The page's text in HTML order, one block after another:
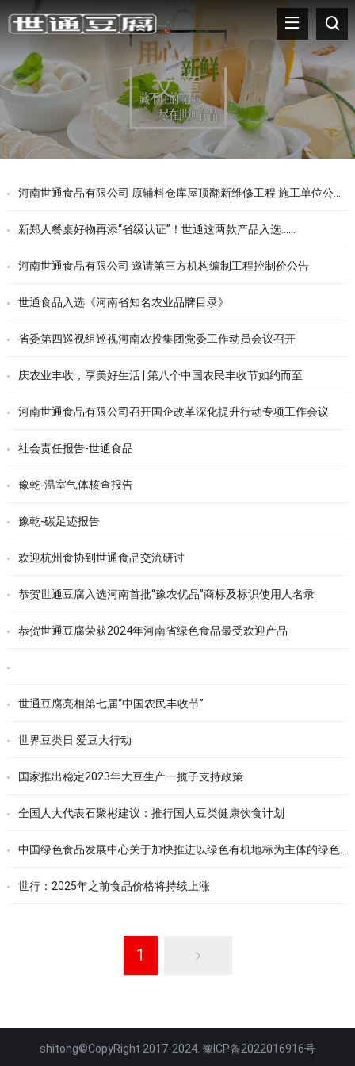
文章
河南世通食品有限公司 原辅料仓库屋顶翻新维修工程 施工单位公开征集公告
新郑人餐桌好物再添“省级认证”！世通这两款产品入选……
河南世通食品有限公司 邀请第三方机构编制工程控制价公告
世通食品入选《河南省知名农业品牌目录》
省委第四巡视组巡视河南农投集团党委工作动员会议召开
庆农业丰收，享美好生活 | 第八个中国农民丰收节如约而至
河南世通食品有限公司召开国企改革深化提升行动专项工作会议
社会责任报告-世通食品
豫乾-温室气体核查报告
豫乾-碳足迹报告
欢迎杭州食协到世通食品交流研讨
恭贺世通豆腐入选河南首批“豫农优品”商标及标识使用人名录
恭贺世通豆腐荣获2024年河南省绿色食品最受欢迎产品
世通豆腐亮相第七届“中国农民丰收节”
世界豆类日 爱豆大行动
国家推出稳定2023年大豆生产一揽子支持政策
全国人大代表石聚彬建议：推行国人豆类健康饮食计划
中国绿色食品发展中心关于加快推进以绿色有机地标为主体的绿色优质农产品高质量创新发展的通知
世行：2025年之前食品价格将持续上涨
1
shitong©CopyRight 2017-2024. 豫ICP备2022016916号